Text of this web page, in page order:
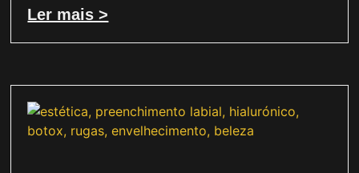
Ler mais >